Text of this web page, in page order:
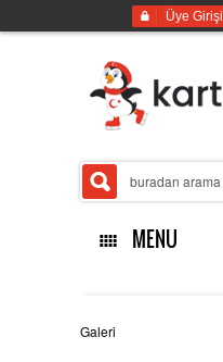
Üye Girişi
MENU
ANASAYFA
Galeri